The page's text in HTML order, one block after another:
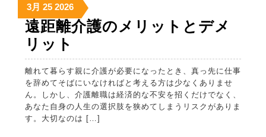
3月 2026
年
3
月
25
日
252026
年
3
月
25
日
20262026
年
3
25
日
遠距離介護のメリットとデメ
リット
距
離
介
護
離れて暮らす親に介護が必要になったとき、真っ先に仕事
を辞めてそばにいなければと考える方は少なくありませ
ん。しかし、介護離職は経済的な不安を招くだけでなく、
あなた自身の人生の選択肢を狭めてしまうリスクがありま
す。大切なのは […]